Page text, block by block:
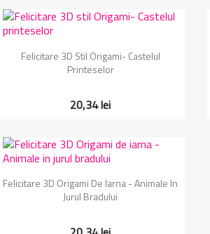
Vizualizare rapida
Felicitare 3D Stil Origami- Castelul
Printeselor
20,34 lei
 Vizualizare rapida
Felicitare 3D Origami De Iarna - Animale In
Jurul Bradului